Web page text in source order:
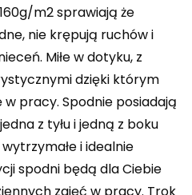
m2 sprawiają że
nie krępują ruchów i
Miłe w dotyku, z
dzięki którym
pracy. Spodnie posiadają
z tyłu i jedną z boku
i idealnie
spodni będą dla Ciebie
zajęć w pracy. Trok